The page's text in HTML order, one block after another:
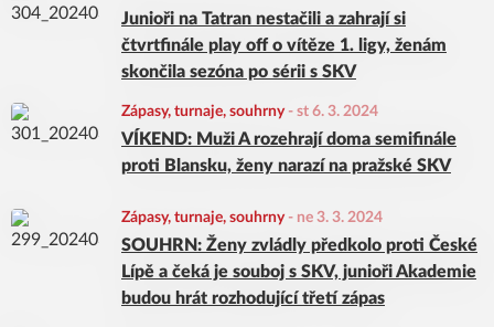
Junioři na Tatran nestačili a zahrají si
čtvrtfinále play off o vítěze 1. ligy, ženám
skončila sezóna po sérii s SKV
Zápasy, turnaje, souhrny - st 6. 3. 2024
VÍKEND: Muži A rozehrají doma semifinále
proti Blansku, ženy narazí na pražské SKV
Zápasy, turnaje, souhrny - ne 3. 3. 2024
SOUHRN: Ženy zvládly předkolo proti České
Lípě a čeká je souboj s SKV, junioři Akademie
budou hrát rozhodující třetí zápas